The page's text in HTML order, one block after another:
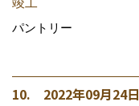
パントリー
10. 2022年09月24日